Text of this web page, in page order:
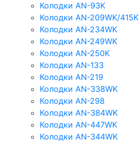
Колодки AN-93K
Колодки AN-209WK/415K
Колодки AN-234WK
Колодки AN-249WK
Колодки AN-250K
Колодки AN-133
Колодки AN-219
Колодки AN-338WK
Колодки AN-298
Колодки AN-384WK
Колодки AN-447WK
Колодки AN-344WK